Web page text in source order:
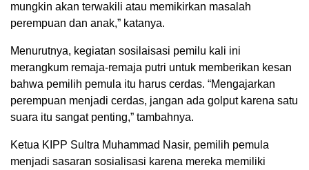
mungkin akan terwakili atau memikirkan masalah
perempuan dan anak,” katanya.
Menurutnya, kegiatan sosilaisasi pemilu kali ini
merangkum remaja-remaja putri untuk memberikan kesan
bahwa pemilih pemula itu harus cerdas. “Mengajarkan
perempuan menjadi cerdas, jangan ada golput karena satu
suara itu sangat penting,” tambahnya.
Ketua KIPP Sultra Muhammad Nasir, pemilih pemula
menjadi sasaran sosialisasi karena mereka memiliki